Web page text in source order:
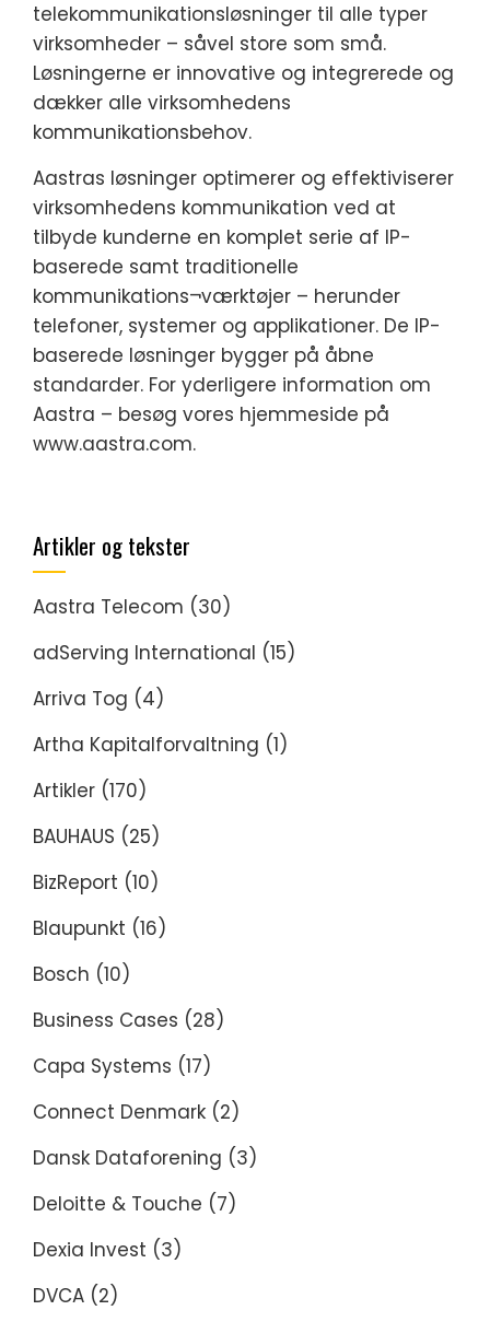
telekommunikationsløsninger til alle typer
virksomheder – såvel store som små.
Løsningerne er innovative og integrerede og
dækker alle virksomhedens
kommunikationsbehov.
Aastras løsninger optimerer og effektiviserer
virksomhedens kommunikation ved at
tilbyde kunderne en komplet serie af IP-
baserede samt traditionelle
kommunikations¬værktøjer – herunder
telefoner, systemer og applikationer. De IP-
baserede løsninger bygger på åbne
standarder. For yderligere information om
Aastra – besøg vores hjemmeside på
www.aastra.com.
Artikler og tekster
Aastra Telecom (30)
adServing International (15)
Arriva Tog (4)
Artha Kapitalforvaltning (1)
Artikler (170)
BAUHAUS (25)
BizReport (10)
Blaupunkt (16)
Bosch (10)
Business Cases (28)
Capa Systems (17)
Connect Denmark (2)
Dansk Dataforening (3)
Deloitte & Touche (7)
Dexia Invest (3)
DVCA (2)